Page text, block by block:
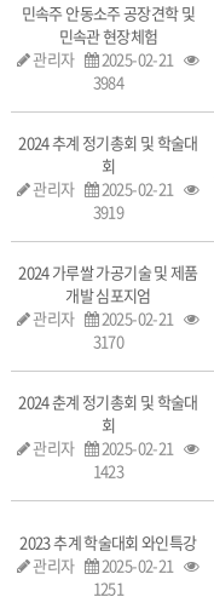
민속주 안동소주 공장견학 및
민속관 현장체험
관리자
2025-02-21
3984
2024 추계 정기총회 및 학술대
회
관리자
2025-02-21
3919
2024 가루쌀 가공기술 및 제품
개발 심포지엄
관리자
2025-02-21
3170
2024 춘계 정기총회 및 학술대
회
관리자
2025-02-21
1423
2023 추계 학술대회 와인특강
관리자
2025-02-21
1251